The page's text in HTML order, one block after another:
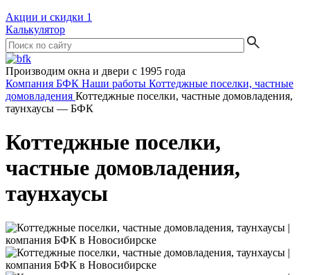
Акции и скидки 1
Калькулятор
Производим окна и двери с 1995 года
Компания БФК Наши работы Коттеджные поселки, частные
домовладения Коттеджные поселки, частные домовладения,
таунхаусы — БФК
Коттеджные поселки,
частные домовладения,
таунхаусы